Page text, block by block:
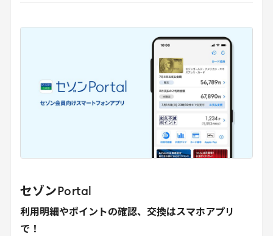
セゾン Portal
利用明細やポイントの確認、交換はスマホアプリ
で！